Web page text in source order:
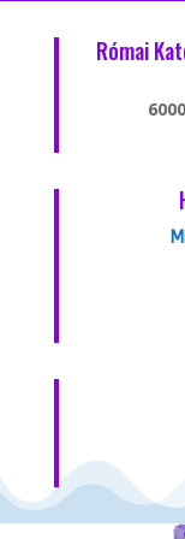
Római